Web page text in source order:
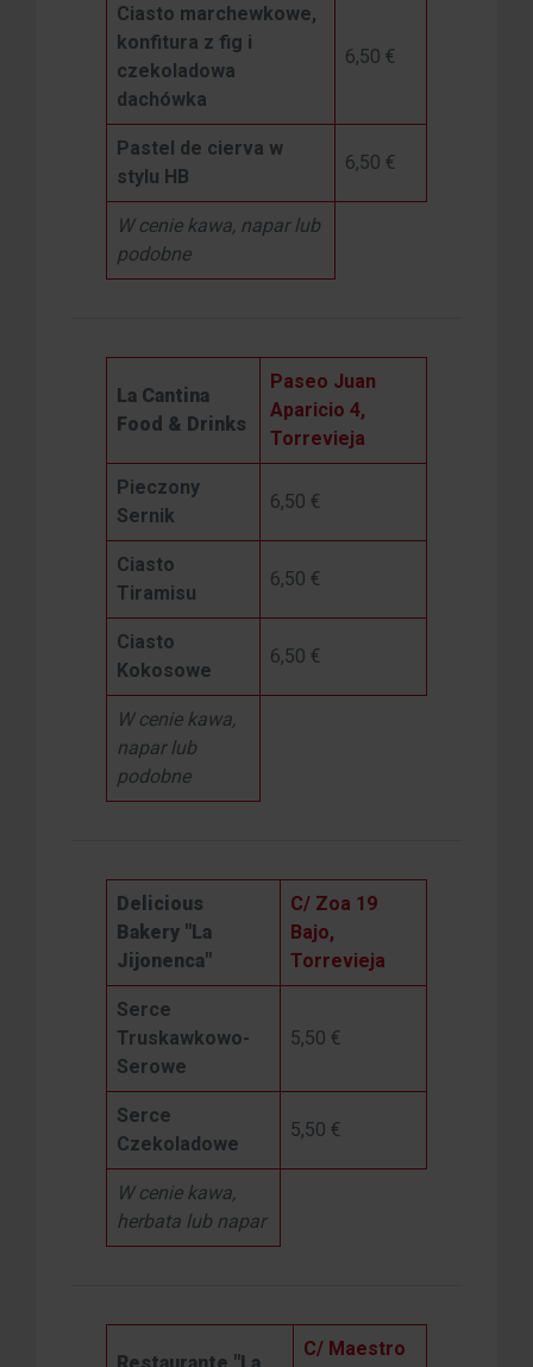
Ciasto marchewkowe,
konfitura z fig i
czekoladowa
dachówka
6,50 €
Pastel de cierva w
stylu HB
6,50 €
W cenie kawa, napar lub
podobne
La Cantina
Food & Drinks
Paseo Juan
Aparicio 4,
Torrevieja
Pieczony
Sernik
6,50 €
Ciasto
Tiramisu
6,50 €
Ciasto
Kokosowe
6,50 €
W cenie kawa,
napar lub
podobne
Delicious
Bakery "La
Jijonenca"
C/ Zoa 19
Bajo,
Torrevieja
Serce
Truskawkowo-
Serowe
5,50 €
Serce
Czekoladowe
5,50 €
W cenie kawa,
herbata lub napar
Restaurante "La
C/ Maestro